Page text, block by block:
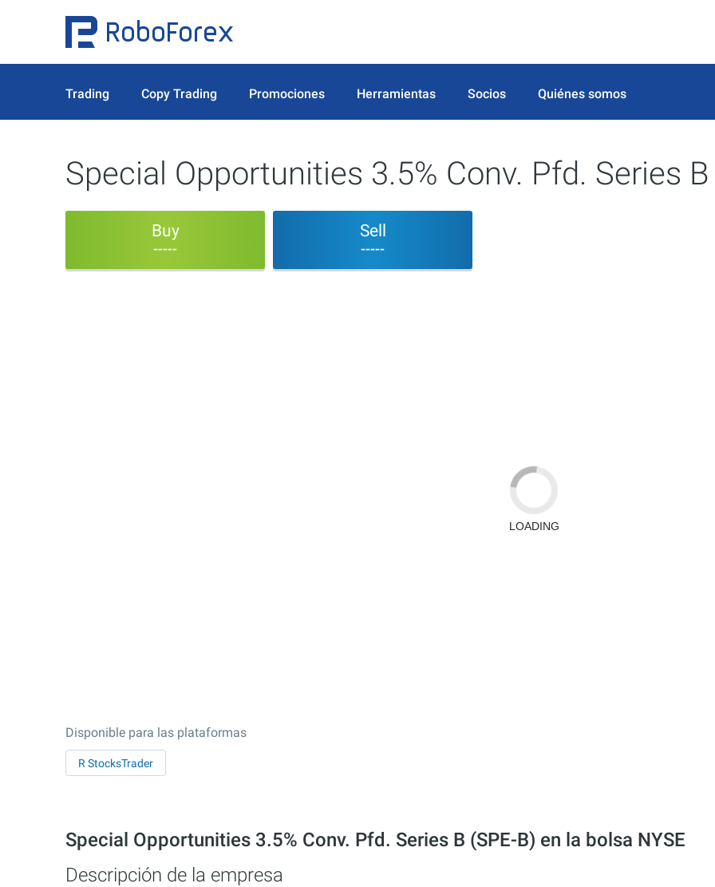
Trading Copy Trading Promociones Herramientas Socios Quiénes somos
Special Opportunities 3.5% Conv. Pfd. Series B
Buy
-----
Sell
-----
Disponible para las plataformas
R StocksTrader
Special Opportunities 3.5% Conv. Pfd. Series B (SPE-B) en la bolsa NYSE
Descripción de la empresa